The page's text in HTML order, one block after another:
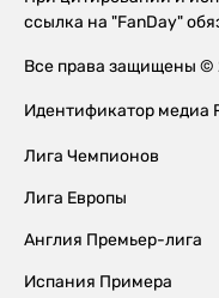
ссылка на "FanDay"
Все права защищены
Идентификатор медиа
Лига Чемпионов
Лига Европы
Англия Премьер-лига
Испания Примера